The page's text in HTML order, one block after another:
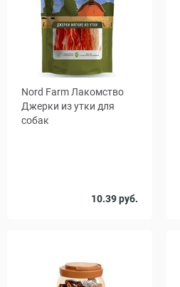
Nord Farm Лакомство
Джерки из утки для
собак
10.39 руб.
90 600